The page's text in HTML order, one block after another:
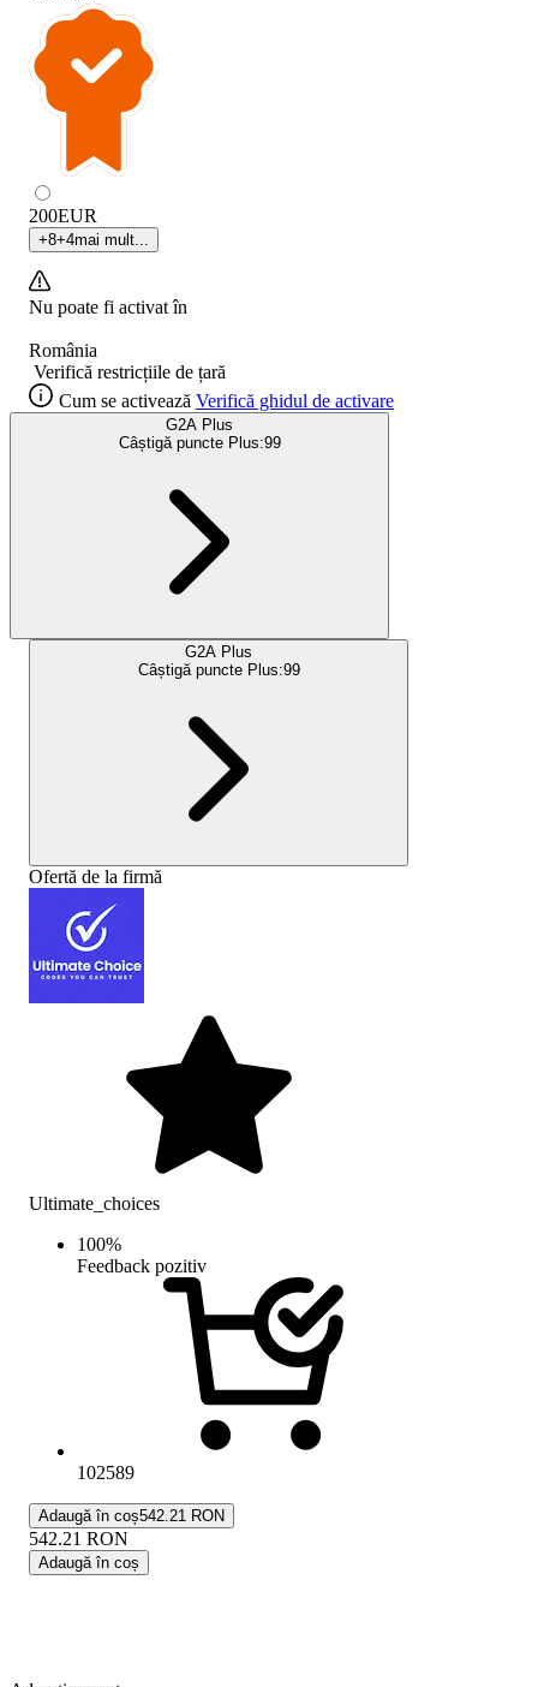
200EUR
+8+4mai mult...
Nu poate fi activat în
România
Verifică restricțiile de țară
Cum se activează Verifică ghidul de activare
G2A Plus
Câștigă puncte Plus:99
G2A Plus
Câștigă puncte Plus:99
Ofertă de la firmă
Ultimate_choices
100%
Feedback pozitiv
102589
Adaugă în coș542.21 RON
542.21 RON
Adaugă în coș